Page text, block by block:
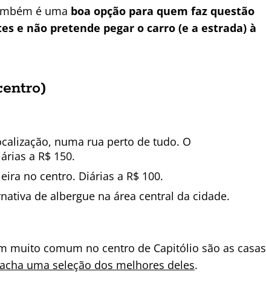
é uma boa opção para quem faz questão
e não pretende pegar o carro (e a estrada) à
numa rua perto de tudo. O
a R$ 150.
no centro. Diárias a R$ 100.
de albergue na área central da cidade.
muito comum no centro de Capitólio são as casas
uma seleção dos melhores deles.